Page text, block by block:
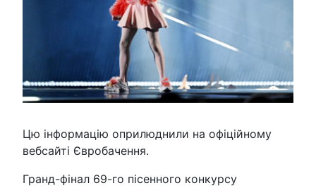
Цю інформацію оприлюднили на офіційному
вебсайті Євробачення.
Гранд-фінал 69-го пісенного конкурсу